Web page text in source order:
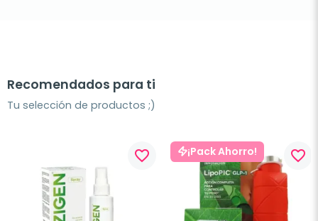
Recomendados para ti
Tu selección de productos ;)
favorite_border ¡Pack Ahorro! favorite_border